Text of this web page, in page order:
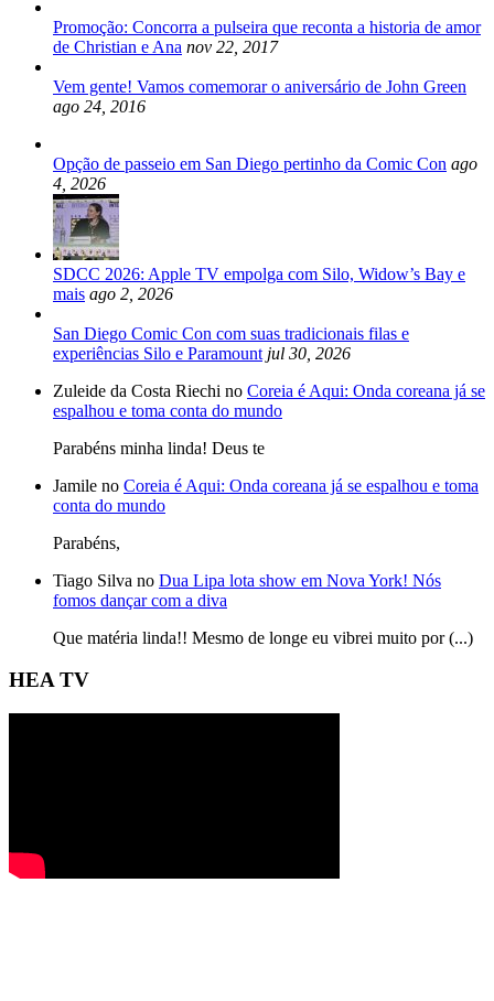
Promoção: Concorra a pulseira que reconta a historia de amor
de Christian e Ana nov 22, 2017
Vem gente! Vamos comemorar o aniversário de John Green
ago 24, 2016
Opção de passeio em San Diego pertinho da Comic Con ago
4, 2026
SDCC 2026: Apple TV empolga com Silo, Widow’s Bay e
mais ago 2, 2026
San Diego Comic Con com suas tradicionais filas e
experiências Silo e Paramount jul 30, 2026
Zuleide da Costa Riechi no Coreia é Aqui: Onda coreana já se
espalhou e toma conta do mundo
Parabéns minha linda! Deus te
Jamile no Coreia é Aqui: Onda coreana já se espalhou e toma
conta do mundo
Parabéns,
Tiago Silva no Dua Lipa lota show em Nova York! Nós
fomos dançar com a diva
Que matéria linda!! Mesmo de longe eu vibrei muito por (...)
HEA TV